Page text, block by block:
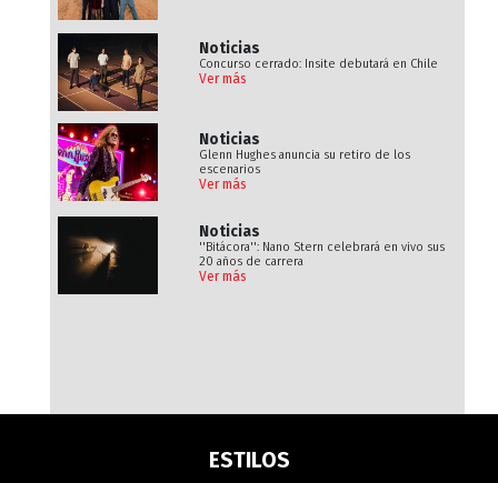
Noticias
Concurso cerrado: Insite debutará en Chile
Ver más
Noticias
Glenn Hughes anuncia su retiro de los
escenarios
Ver más
Noticias
''Bitácora'': Nano Stern celebrará en vivo sus
20 años de carrera
Ver más
ESTILOS